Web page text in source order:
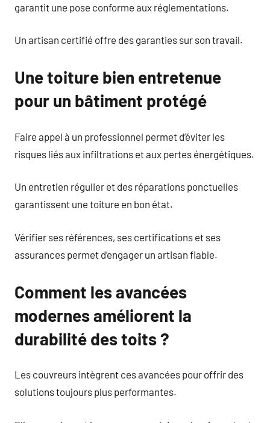
garantit une pose conforme aux réglementations.
Un artisan certifié offre des garanties sur son travail.
Une toiture bien entretenue
pour un bâtiment protégé
Faire appel à un professionnel permet d’éviter les
risques liés aux infiltrations et aux pertes énergétiques.
Un entretien régulier et des réparations ponctuelles
garantissent une toiture en bon état.
Vérifier ses références, ses certifications et ses
assurances permet d’engager un artisan fiable.
Comment les avancées
modernes améliorent la
durabilité des toits ?
Les couvreurs intègrent ces avancées pour offrir des
solutions toujours plus performantes.